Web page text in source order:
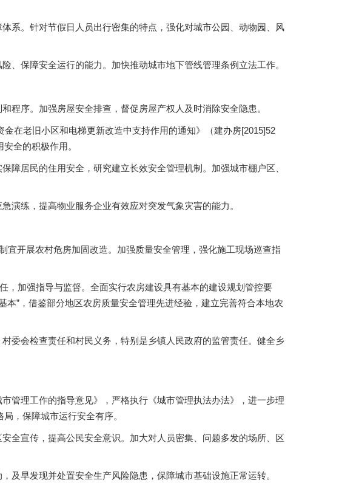
系。针对节假日人员出行密集的特点，强化对城市公园、动物园、风
、保障安全运行的能力。加快推动城市地下管线管理条例立法工作。
程序。加强房屋安全排查，督促房屋产权人及时消除安全隐患。
在老旧小区和电梯更新改造中支持作用的通知》（建办房[2015]52
全的积极作用。
障居民的住用安全，研究建立长效安全管理机制。加强城市棚户区、
演练，提高物业服务企业有效应对突发气象灾害的能力。
开展农村危房加固改造。加强质量安全管理，强化施工现场巡查指
，加强指导与监督。全面实行农房建设具有基本的建设规划管控要
”，借鉴部分地区农房质量安全管理先进经验，建立完善符合本地农
委会检查责任和村民义务，特别是乡镇人民政府的监管责任。健全乡
管理工作的指导意见》，严格执行《城市管理执法办法》，进一步理
，保障城市运行安全有序。
全宣传，提高公民安全意识。加大对人员密集、问题多发的场所、区
及早发现并处置安全生产风险隐患，保障城市基础设施正常运转。